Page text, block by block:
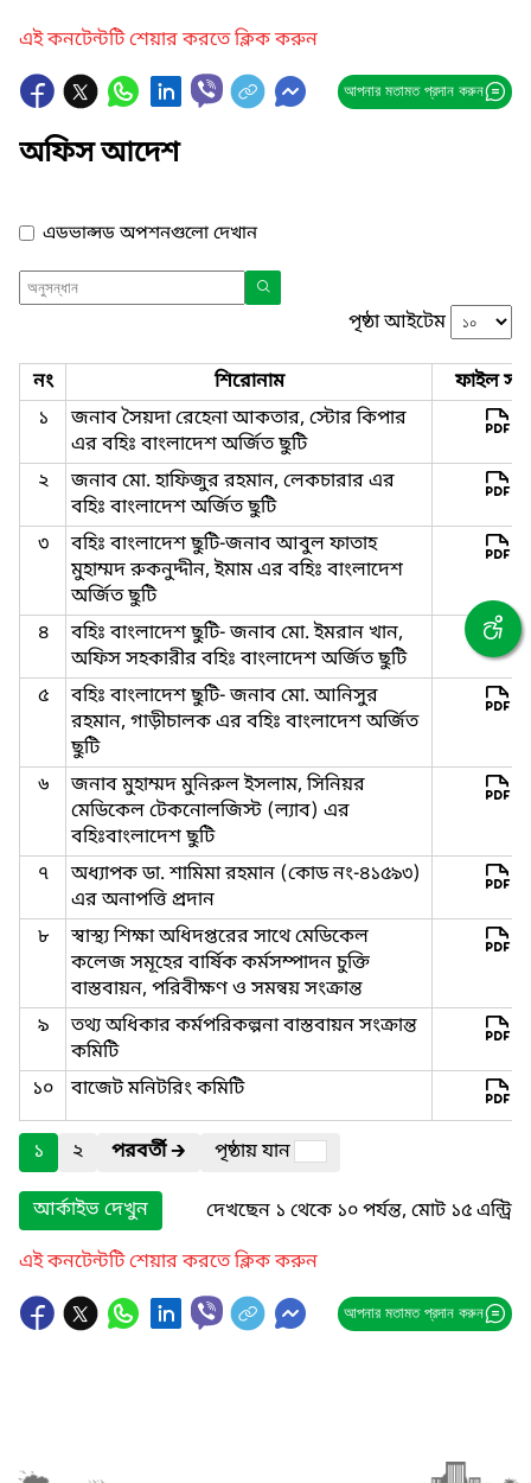
এই কনটেন্টটি শেয়ার করতে ক্লিক করুন
আপনার মতামত প্রদান করুন
অফিস আদেশ
এডভান্সড অপশনগুলো দেখান
পৃষ্ঠা আইটেম
নং শিরোনাম
ফাইল
১
জনাব সৈয়দা রেহেনা আকতার, স্টোর কিপার
এর বহিঃ বাংলাদেশ অর্জিত ছুটি
২
জনাব মো. হাফিজুর রহমান, লেকচারার এর
বহিঃ বাংলাদেশ অর্জিত ছুটি
৩
বহিঃ বাংলাদেশ ছুটি-জনাব আবুল ফাতাহ
মুহাম্মদ রুকনুদ্দীন, ইমাম এর বহিঃ বাংলাদেশ
অর্জিত ছুটি
৪
বহিঃ বাংলাদেশ ছুটি- জনাব মো. ইমরান খান,
অফিস সহকারীর বহিঃ বাংলাদেশ অর্জিত ছুটি
৫
বহিঃ বাংলাদেশ ছুটি- জনাব মো. আনিসুর
রহমান, গাড়ীচালক এর বহিঃ বাংলাদেশ অর্জিত
ছুটি
৬
জনাব মুহাম্মদ মুনিরুল ইসলাম, সিনিয়র
মেডিকেল টেকনোলজিস্ট (ল্যাব) এর
বহিঃবাংলাদেশ ছুটি
৭
অধ্যাপক ডা. শামিমা রহমান (কোড নং-৪১৫৯৩)
এর অনাপত্তি প্রদান
৮
স্বাস্থ্য শিক্ষা অধিদপ্তরের সাথে মেডিকেল
কলেজ সমূহের বার্ষিক কর্মসম্পাদন চুক্তি
বাস্তবায়ন, পরিবীক্ষণ ও সমন্বয় সংক্রান্ত
৯
তথ্য অধিকার কর্মপরিকল্পনা বাস্তবায়ন সংক্রান্ত
কমিটি
১০
বাজেট মনিটরিং কমিটি
১ ২ পরবর্তী🡲 পৃষ্ঠায় যান
আর্কাইভ দেখুন
দেখছেন ১ থেকে ১০ পর্যন্ত, মোট ১৫ এন্ট্রি
এই কনটেন্টটি শেয়ার করতে ক্লিক করুন
আপনার মতামত প্রদান করুন